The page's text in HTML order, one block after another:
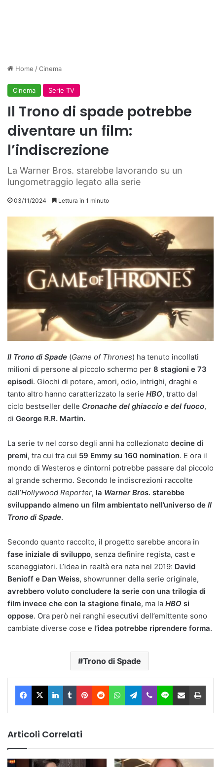
Home /Cinema
Cinema Serie TV
Il Trono di spade potrebbe
diventare un film:
l’indiscrezione
La Warner Bros. starebbe lavorando su un
lungometraggio legato alla serie
03/11/2024 Lettura in 1 minuto
Il Trono di Spade (Game of Thrones) ha tenuto incollati
milioni di persone al piccolo schermo per 8 stagioni e 73
episodi. Giochi di potere, amori, odio, intrighi, draghi e
tanto altro hanno caratterizzato la serie HBO, tratto dal
ciclo bestseller delle Cronache del ghiaccio e del fuoco,
di George R.R. Martin.
La serie tv nel corso degli anni ha collezionato decine di
premi, tra cui tra cui 59 Emmy su 160 nomination. E ora il
mondo di Westeros e dintorni potrebbe passare dal piccolo
al grande schermo. Secondo le indiscrezioni raccolte
dall’Hollywood Reporter, la Warner Bros. starebbe
sviluppando almeno un film ambientato nell’universo de Il
Trono di Spade.
Secondo quanto raccolto, il progetto sarebbe ancora in
fase iniziale di sviluppo, senza definire regista, cast e
sceneggiatori. L’idea in realtà era nata nel 2019: David
Benioff e Dan Weiss, showrunner della serie originale,
avrebbero voluto concludere la serie con una trilogia di
film invece che con la stagione finale, ma la HBO si
oppose. Ora però nei ranghi esecutivi dell’emittente sono
cambiate diverse cose e l’idea potrebbe riprendere forma.
Trono di Spade
Facebook
X LinkedIn
TumblrPinterest
RedditWhatsAppTelegram
ViberLine Condividi via Email
Articoli Correlati